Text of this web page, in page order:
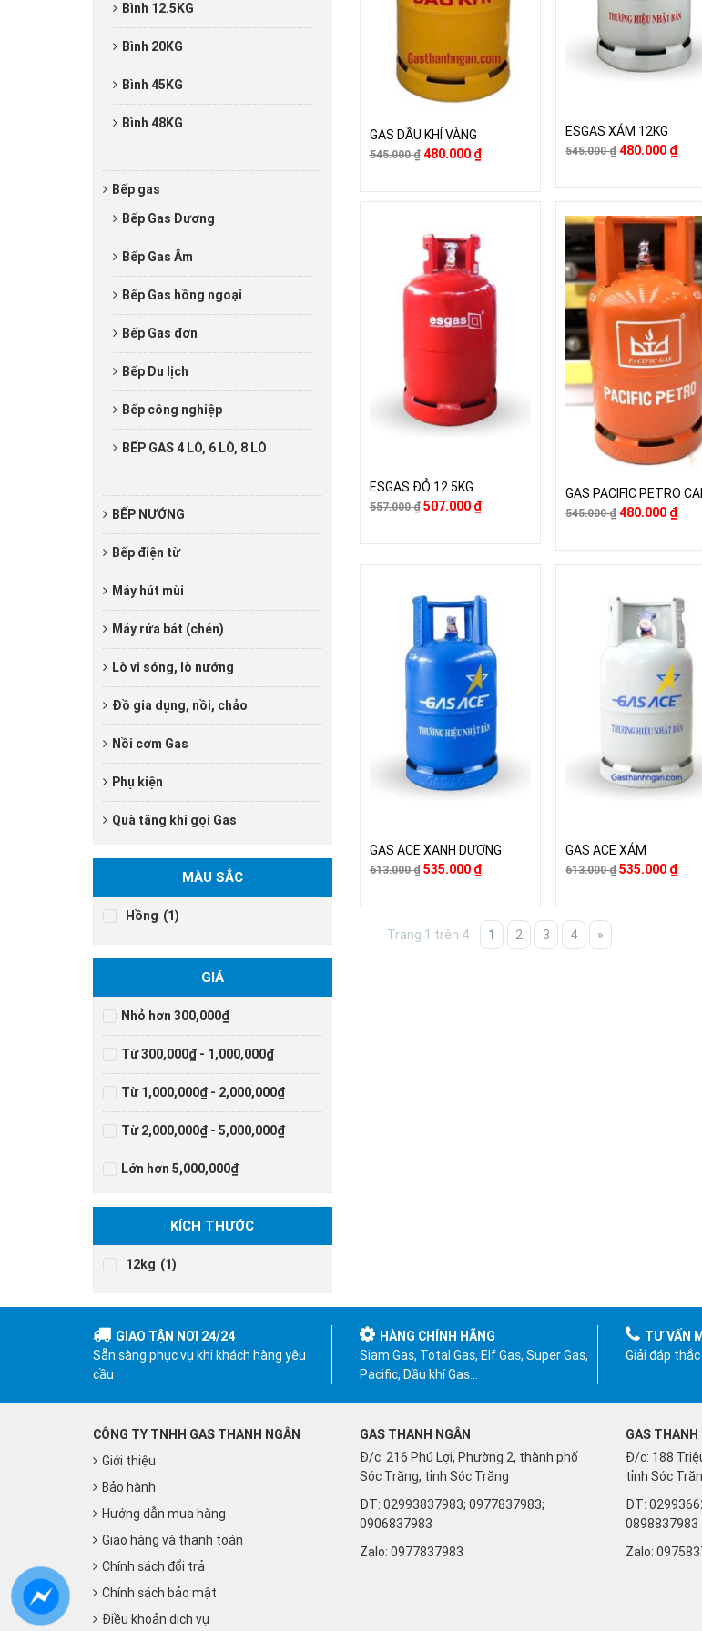
GAS DẦU KHÍ VÀNG
545.000₫ 480.000 ₫
ESGAS XÁM 12KG
545.000₫ 480.000 ₫
ESGAS ĐỎ 12.5KG
557.000₫ 507.000 ₫
GAS PACIFIC PETRO
545.000₫ 480.000 ₫
GAS ACE XANH DƯƠNG
613.000₫ 535.000 ₫
GAS ACE XÁM
613.000₫ 535.000 ₫
Trang 1 trên 4 1 2 3 4 »
Bình 12.5KG
Bình 20KG
Bình 45KG
Bình 48KG
Bếp gas
Bếp Gas Dương
Bếp Gas Âm
Bếp Gas hồng ngoại
Bếp Gas đơn
Bếp Du lịch
Bếp công nghiệp
BẾP GAS 4 LÒ, 6 LÒ, 8 LÒ
BẾP NƯỚNG
Bếp điện từ
Máy hút mùi
Máy rửa bát (chén)
Lò vi sóng, lò nướng
Đồ gia dụng, nồi, chảo
Nồi cơm Gas
Phụ kiện
Quà tặng khi gọi Gas
MÀU SẮC
Hồng (1)
GIÁ
Nhỏ hơn 300,000₫
Từ 300,000₫ - 1,000,000₫
Từ 1,000,000₫ - 2,000,000₫
Từ 2,000,000₫ - 5,000,000₫
Lớn hơn 5,000,000₫
KÍCH THƯỚC
12kg (1)
GIAO TẬN NƠI 24/24
Sẵn sàng phục vụ khi khách hàng yêu
cầu
HÀNG CHÍNH HÃNG
Siam Gas, Total Gas, Elf Gas, Super Gas,
Pacific, Dầu khí Gas…
TƯ VẤN
Giải đáp
CÔNG TY TNHH GAS THANH NGÂN
Giới thiệu
Bảo hành
Hướng dẫn mua hàng
Giao hàng và thanh toán
Chính sách đổi trả
Chính sách bảo mật
Điều khoản dịch vụ
GAS THANH NGÂN
Đ/c: 216 Phú Lợi, Phường 2, thành phố
Sóc Trăng, tỉnh Sóc Trăng
ĐT: 02993837983; 0977837983;
0906837983
Zalo: 0977837983
GAS THANH
Đ/c: 188
tỉnh Sóc
ĐT:
0898837983
Zalo: